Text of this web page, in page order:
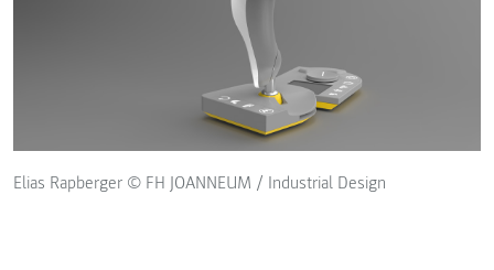
Elias Rapberger © FH JOANNEUM / Industrial Design